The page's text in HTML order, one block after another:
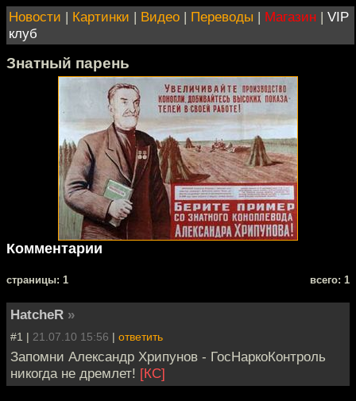
Новости | Картинки | Видео | Переводы | Магазин | VIP
клуб
Знатный парень
Комментарии
cтраницы: 1 всего: 1
HatcheR »
#1 | 21.07.10 15:56 | ответить
Запомни Александр Хрипунов - ГосНаркоКонтроль
никогда не дремлет! [КС]